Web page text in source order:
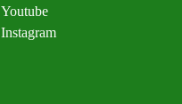
Youtube
Instagram